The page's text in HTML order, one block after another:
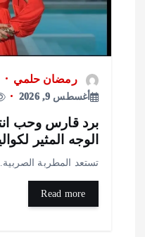
رمضان حلمي
فن وثقافة
أغسطس 9, 2026
33
قارس وحب انتهى..
المثير لكواليس
المطربة الصربية…